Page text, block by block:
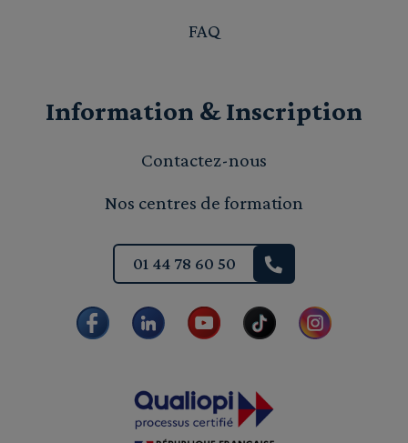
FAQ
Information & Inscription
Contactez-nous
Nos centres de formation
01 44 78 60 50